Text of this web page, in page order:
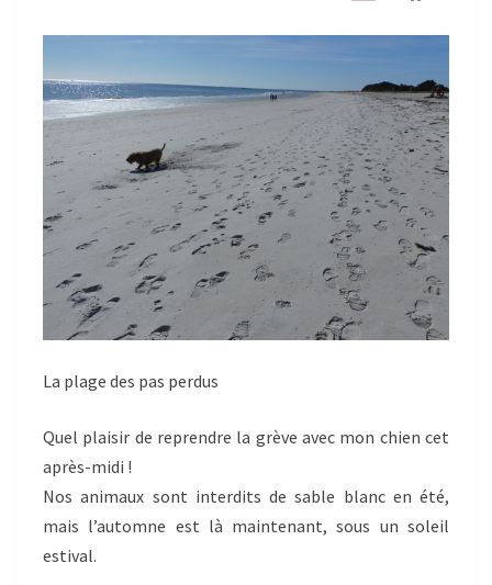
La plage des pas perdus
Quel plaisir de reprendre la grève avec mon chien cet
après-midi !
Nos animaux sont interdits de sable blanc en été,
mais l’automne est là maintenant, sous un soleil
estival.